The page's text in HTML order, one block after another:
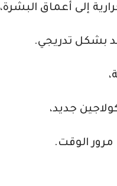
إلى أعماق البشرة،
بشكل تدريجي.
جديد،
الوقت.